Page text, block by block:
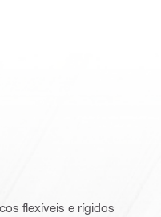
flexíveis e rígidos